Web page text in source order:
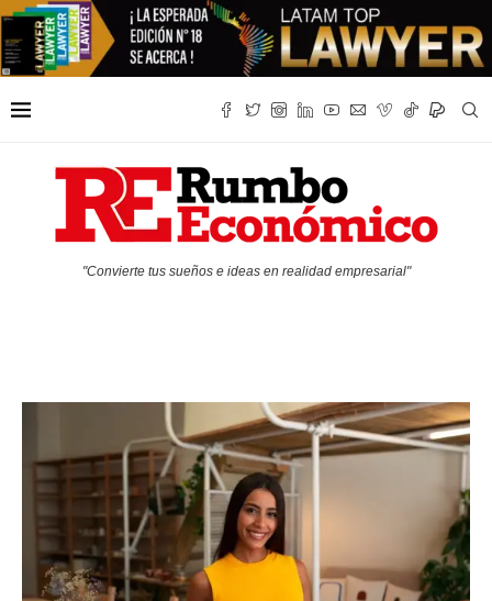
"Convierte tus sueños e ideas en realidad empresarial"